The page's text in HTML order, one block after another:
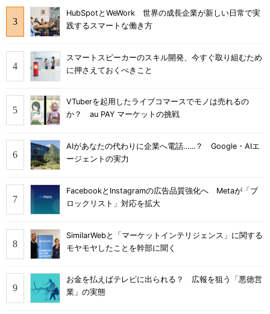
HubSpotとWeWork 世界の成長企業が新しい日常で実
践するスマートな働き方
スマートスピーカーのスキル開発、今すぐ取り組むため
に押さえておくべきこと
VTuberを起用したライブコマースでモノは売れるの
か？ au PAY マーケットの挑戦
AIがあなたの代わりに企業へ電話……？ Google・AIエ
ージェントの実力
FacebookとInstagramの広告品質強化へ Metaが「ブ
ロックリスト」対応を拡大
SimilarWebと「マーケットインテリジェンス」に関する
モヤモヤしたことを幹部に聞く
お金を払えばテレビに出られる？ 広報を狙う「悪徳営
業」の実態